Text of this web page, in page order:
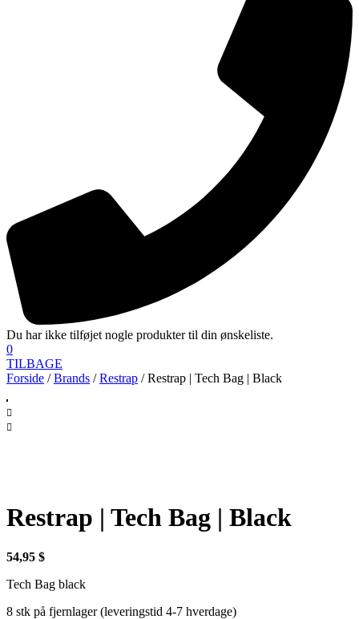
Du har ikke tilføjet nogle produkter til din ønskeliste.
0
TILBAGE
Forside /Brands /Restrap / Restrap | Tech Bag | Black
Restrap | Tech Bag | Black
54,95 $
Tech Bag black
8 stk på fjernlager (leveringstid 4-7 hverdage)